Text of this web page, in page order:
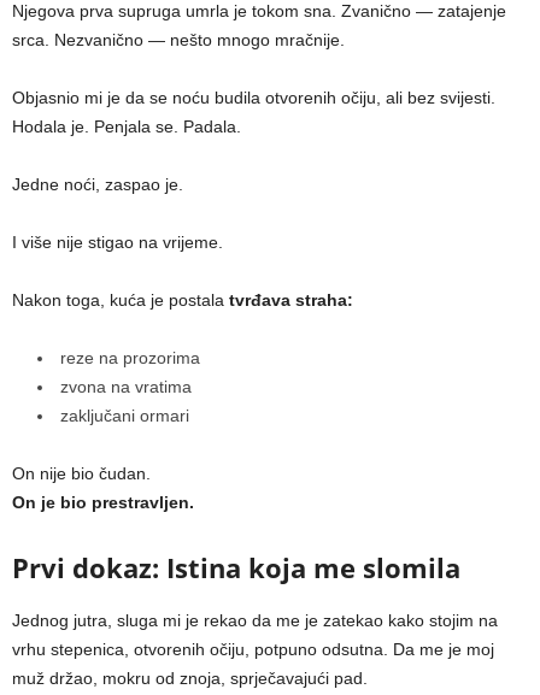
Njegova prva supruga umrla je tokom sna. Zvanično — zatajenje
srca. Nezvanično — nešto mnogo mračnije.
Objasnio mi je da se noću budila otvorenih očiju, ali bez svijesti.
Hodala je. Penjala se. Padala.
Jedne noći, zaspao je.
I više nije stigao na vrijeme.
Nakon toga, kuća je postala tvrđava straha:
reze na prozorima
zvona na vratima
zaključani ormari
On nije bio čudan.
On je bio prestravljen.
Prvi dokaz: Istina koja me slomila
Jednog jutra, sluga mi je rekao da me je zatekao kako stojim na
vrhu stepenica, otvorenih očiju, potpuno odsutna. Da me je moj
muž držao, mokru od znoja, sprječavajući pad.